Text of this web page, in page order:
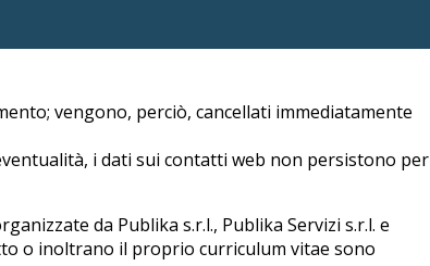
vengono, perciò, cancellati immediatamente
i dati sui contatti web non persistono per
da Publika s.r.l., Publika Servizi s.r.l. e
o inoltrano il proprio curriculum vitae sono